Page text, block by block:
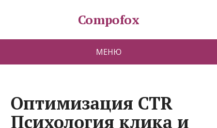
Compofox
МЕНЮ
Оптимизация CTR
Психология клика и